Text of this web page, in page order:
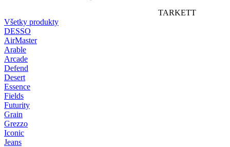
TARKETT
Všetky produkty
DESSO
AirMaster
Arable
Arcade
Defend
Desert
Essence
Fields
Futurity
Grain
Grezzo
Iconic
Jeans